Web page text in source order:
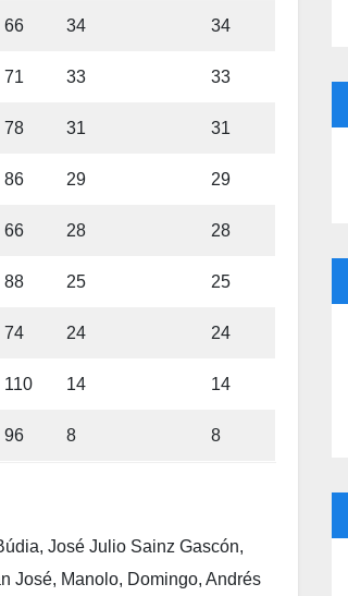
66 34 34
71 33 33
78 31 31
86 29 29
66 28 28
88 25 25
74 24 24
110 14 14
96 8 8
José Julio Sainz Gascón,
José, Manolo, Domingo, Andrés